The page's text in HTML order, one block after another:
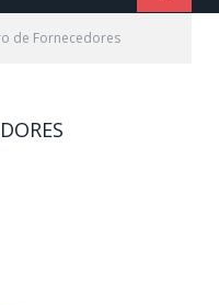
de Fornecedores